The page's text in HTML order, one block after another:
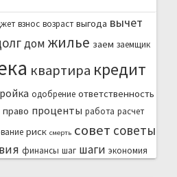
взнос возраст выгода вычет
дом жилье заем заемщик
квартира кредит
одобрение ответственность
право проценты работа расчет
риск смерть совет советы
финансы шаг шаги экономия